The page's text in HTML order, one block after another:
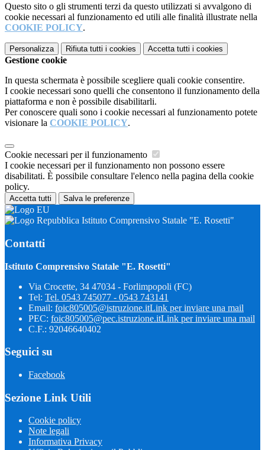
Questo sito o gli strumenti terzi da questo utilizzati si avvalgono di
cookie necessari al funzionamento ed utili alle finalità illustrate nella
COOKIE POLICY.
Personalizza Rifiuta tutti i cookies Accetta tutti i cookies
Gestione cookie
In questa schermata è possibile scegliere quali cookie consentire.
I cookie necessari sono quelli che consentono il funzionamento della
piattaforma e non è possibile disabilitarli.
Per conoscere quali sono i cookie necessari al funzionamento potete
visionare la COOKIE POLICY.
Cookie necessari per il funzionamento
I cookie necessari per il funzionamento non possono essere
disabilitati. È possibile consultare l'elenco nella pagina della cookie
policy.
Accetta tutti Salva le preferenze
Istituto Comprensivo Statale "E. Rosetti"
Contatti
Istituto Comprensivo Statale "E. Rosetti"
Via Crocette, 34 47034 - Forlimpopoli (FC)
Tel: Tel. 0543 745077 - 0543 743141
Email: foic805005@istruzione.itLink per inviare una mail
PEC: foic805005@pec.istruzione.itLink per inviare una mail
C.F.: 92046640402
Seguici su
Facebook
Sezione Link Utili
Cookie policy
Note legali
Informativa Privacy